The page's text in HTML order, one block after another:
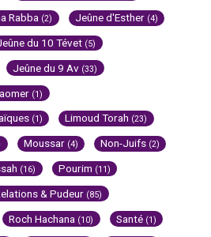
Rabba (2) Jeûne d'Esther (4)
du 10 Tévet (5)
Jeûne du 9 Av (33)
(1)
(1) Limoud Torah (23)
Moussar (4) Non-Juifs (2)
(16) Pourim (11)
& Pudeur (85)
Roch Hachana (10) Santé (1)